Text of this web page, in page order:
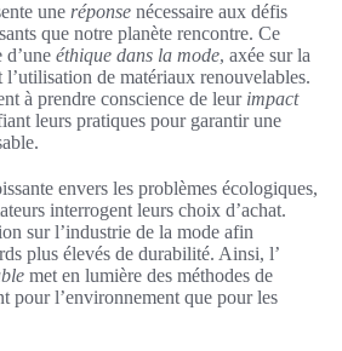
une réponse nécessaire aux défis
que notre planète rencontre. Ce
d’une éthique dans la mode, axée sur la
l’utilisation de matériaux renouvelables.
à prendre conscience de leur impact
leurs pratiques pour garantir une
envers les problèmes écologiques,
interrogent leurs choix d’achat.
sur l’industrie de la mode afin
plus élevés de durabilité. Ainsi, l’
met en lumière des méthodes de
pour l’environnement que pour les